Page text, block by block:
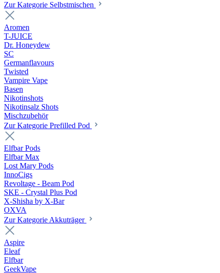
Zur Kategorie Selbstmischen
Aromen
T-JUICE
Dr. Honeydew
SC
Germanflavours
Twisted
Vampire Vape
Basen
Nikotinshots
Nikotinsalz Shots
Mischzubehör
Zur Kategorie Prefilled Pod
Elfbar Pods
Elfbar Max
Lost Mary Pods
InnoCigs
Revoltage - Beam Pod
SKE - Crystal Plus Pod
X-Shisha by X-Bar
OXVA
Zur Kategorie Akkuträger
Aspire
Eleaf
Elfbar
GeekVape